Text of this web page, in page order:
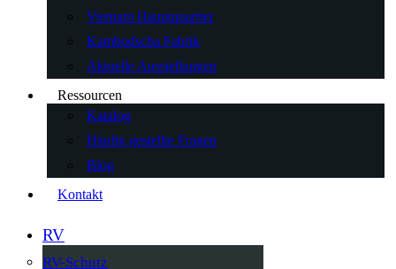
Vietnam Hauptquartier
Kambodscha Fabrik
Aktuelle Ausstellungen
Ressourcen
Katalog
Häufig gestellte Fragen
Blog
Kontakt
RV
RV-Schutz